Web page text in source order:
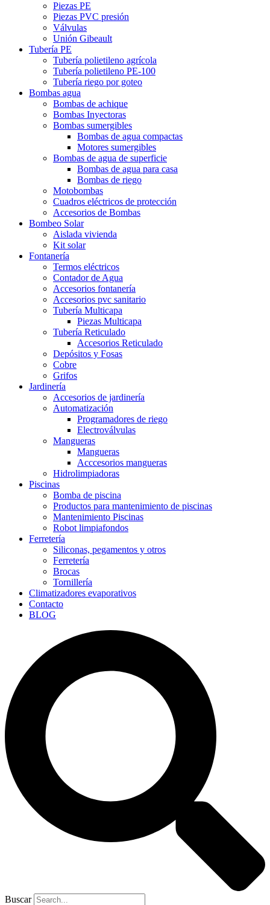
Piezas PE
Piezas PVC presión
Válvulas
Unión Gibeault
Tubería PE
Tubería polietileno agrícola
Tubería polietileno PE-100
Tubería riego por goteo
Bombas agua
Bombas de achique
Bombas Inyectoras
Bombas sumergibles
Bombas de agua compactas
Motores sumergibles
Bombas de agua de superficie
Bombas de agua para casa
Bombas de riego
Motobombas
Cuadros eléctricos de protección
Accesorios de Bombas
Bombeo Solar
Aislada vivienda
Kit solar
Fontanería
Termos eléctricos
Contador de Agua
Accesorios fontanería
Accesorios pvc sanitario
Tubería Multicapa
Piezas Multicapa
Tubería Reticulado
Accesorios Reticulado
Depósitos y Fosas
Cobre
Grifos
Jardinería
Accesorios de jardinería
Automatización
Programadores de riego
Electroválvulas
Mangueras
Mangueras
Acccesorios mangueras
Hidrolimpiadoras
Piscinas
Bomba de piscina
Productos para mantenimiento de piscinas
Mantenimiento Piscinas
Robot limpiafondos
Ferretería
Siliconas, pegamentos y otros
Ferretería
Brocas
Tornillería
Climatizadores evaporativos
Contacto
BLOG
Buscar